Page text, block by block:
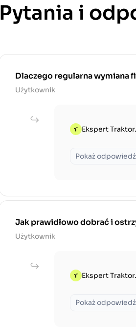
Pytania i
Dlaczego regularna
Użytkownik
Ekspert
Pokaż odpowiedź
Jak prawidłowo dobrać i
Użytkownik
Ekspert
Pokaż odpowiedź